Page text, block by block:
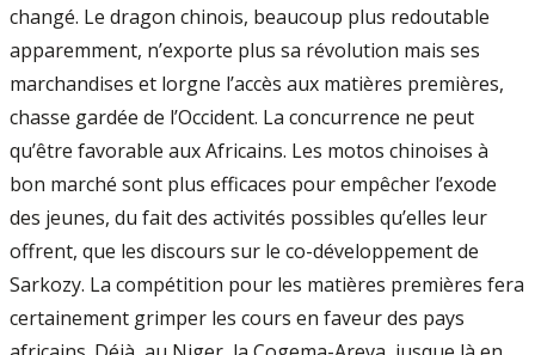
changé. Le dragon chinois, beaucoup plus redoutable
apparemment, n’exporte plus sa révolution mais ses
marchandises et lorgne l’accès aux matières premières,
chasse gardée de l’Occident. La concurrence ne peut
qu’être favorable aux Africains. Les motos chinoises à
bon marché sont plus efficaces pour empêcher l’exode
des jeunes, du fait des activités possibles qu’elles leur
offrent, que les discours sur le co-développement de
Sarkozy. La compétition pour les matières premières fera
certainement grimper les cours en faveur des pays